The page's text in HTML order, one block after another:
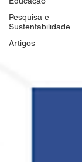
Pesquisa e
Sustentabilidade
Artigos